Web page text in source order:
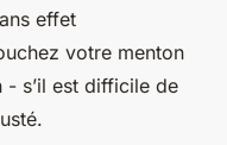
effet
votre menton
s’il est difficile de